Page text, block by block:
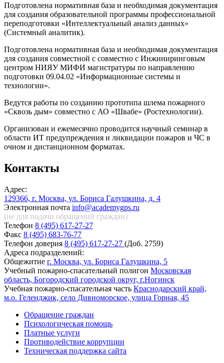
Подготовлена нормативная база и необходимая документация
для создания образовательной программы профессиональной
переподготовки «Интеллектуальный анализ данных»
(Системный аналитик).
Подготовлена нормативная база и необходимая документация
для создания совместной с совместно с Инжиниринговым
центром НИЯУ МИФИ магистратуры по направлению
подготовки 09.04.02 «Информационные системы и
технологии».
Ведутся работы по созданию прототипа шлема пожарного
«Сквозь дым» совместно с АО «Швабе» (Ростехнологии).
Организован и ежемесячно проводится научный семинар в
области ИТ предупреждения и ликвидации пожаров и ЧС в
очном и дистанционном форматах.
Контакты
Адрес:
129366, г. Москва, ул. Бориса Галушкина, д. 4
Электронная почта info@academygps.ru
(не для подачи обращений граждан)
Телефон 8 (495) 617-27-27
Факс 8 (495) 683-76-77
Телефон доверия 8 (495) 617-27-27 (Доб. 2759)
Адреса подразделений:
Общежитие г. Москва, ул. Бориса Галушкина, 5
Учебный пожарно-спасательный полигон Московская
область, Богородский городской округ, г.Ногинск
Учебная пожарно-спасательная часть Краснодарский край,
м.о. Геленджик, село Дивноморское, улица Горная, 45
Обращение граждан
Психологическая помощь
Платные услуги
Противодействие коррупции
Техническая поддержка сайта